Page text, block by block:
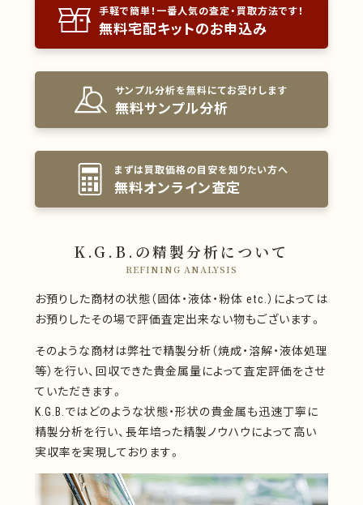
手軽で簡単！一番人気の査定・買取方法です！
無料宅配キットのお申込み
サンプル分析を無料にてお受けします
無料サンプル分析
まずは買取価格の目安を知りたい方へ
無料オンライン査定
K.G.B.の精製分析について
REFINING ANALYSIS
お預りした商材の状態（固体・液体・粉体 etc.）によっては
お預りしたその場で評価査定出来ない物もございます。
そのような商材は弊社で精製分析（焼成・溶解・液体処理
等）を行い、回収できた貴金属量によって査定評価をさせ
ていただきます。
K.G.B.ではどのような状態・形状の貴金属も迅速丁寧に
精製分析を行い、長年培った精製ノウハウによって高い
実収率を実現しております。